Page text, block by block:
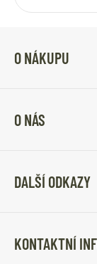
O NÁKUPU
O NÁS
DALŠÍ ODKAZY
KONTAKTNÍ